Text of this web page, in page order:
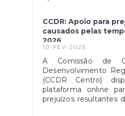
CCDR: Apoio para
causados pelas
2026
10-FEV-2026
A Comissão de
Desenvolvimento
(CCDR Centro)
plataforma online
prejuízos resultantes
de 2026 que afetaram